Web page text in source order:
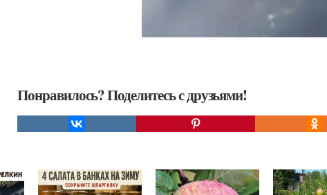
Понравилось? Поделитесь с друзьями!